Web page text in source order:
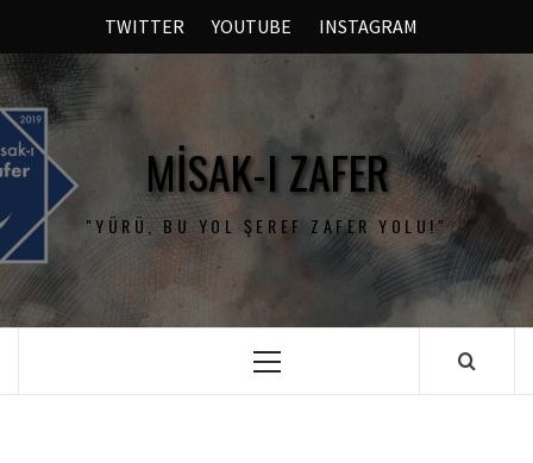
TWITTER YOUTUBE INSTAGRAM
MISAK-I ZAFER
"YÜRÜ, BU YOL ŞEREF ZAFER YOLU!"